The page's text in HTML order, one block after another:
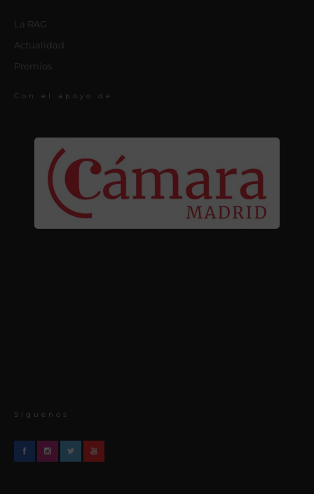
La RAG
Actualidad
Premios
Con el apoyo de:
Síguenos